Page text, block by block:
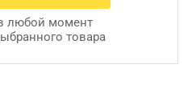
любой момент
товара